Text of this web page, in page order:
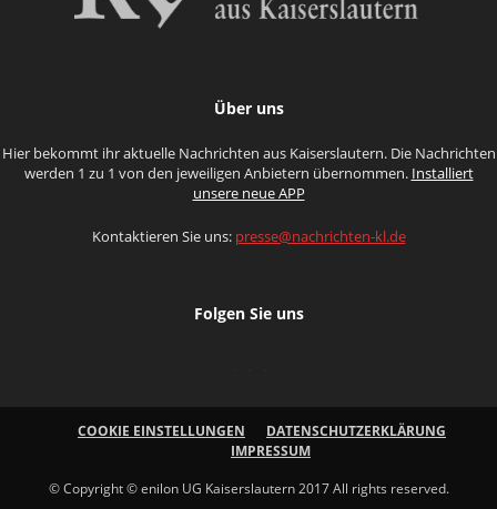
Über uns
Hier bekommt ihr aktuelle Nachrichten aus Kaiserslautern. Die Nachrichten
werden 1 zu 1 von den jeweiligen Anbietern übernommen. Installiert
unsere neue APP
Kontaktieren Sie uns: presse@nachrichten-kl.de
Folgen Sie uns
COOKIE EINSTELLUNGEN
DATENSCHUTZERKLÄRUNG
IMPRESSUM
© Copyright © enilon UG Kaiserslautern 2017 All rights reserved.